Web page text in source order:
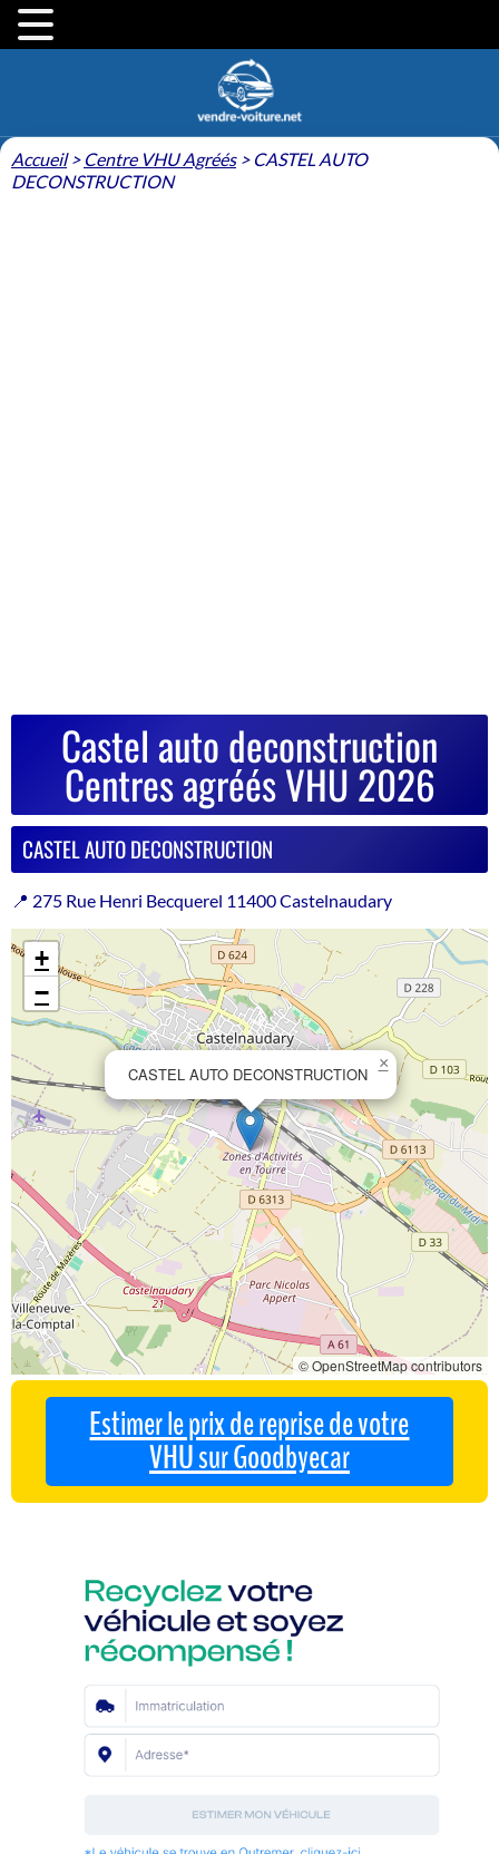
Accueil> Centre VHU Agréés> CASTEL AUTO
DECONSTRUCTION
Castel auto deconstruction
Centres agréés VHU 2026
CASTEL AUTO DECONSTRUCTION
📍 275 Rue Henri Becquerel 11400 Castelnaudary
CASTEL AUTO DECONSTRUCTION
×
+
−
© OpenStreetMap contributors
Estimer le prix de reprise de votre
VHU sur Goodbyecar